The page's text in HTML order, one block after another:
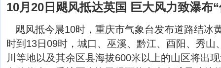
10月20日飓风抵达英国 巨大风力致瀑布
飓风抵今晨10时，重庆市气象台发布道路结冰
时到13日09时，城口、巫溪、黔江、酉阳、秀山
川等地以及其余区县海拔600米以上的山区将出